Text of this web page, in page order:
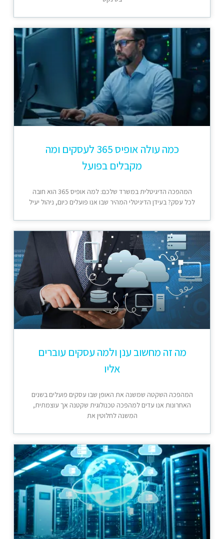
כמה עולה אופיס 365 לעסקים ומה
מקבלים בפועל
המהפכה הדיגיטלית במשרד שלכם: למה אופיס 365 הוא חובה
לכל עסק? בעידן הדיגיטלי המהיר שבו אנו פועלים כיום, ניהול יעיל
מה זה מחשוב ענן ולמה עסקים עוברים
אליו
המהפכה השקטה שמשנה את האופן שבו עסקים פועלים בשנים
האחרונות אנו עדים למהפכה טכנולוגית שקטנה אך עוצמתית,
המשנה לחלוטין את